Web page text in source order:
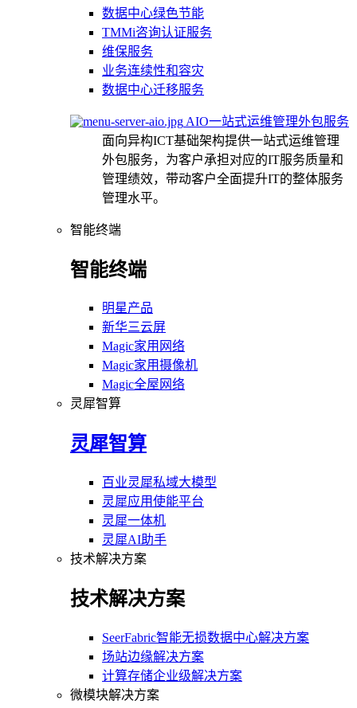
数据中心绿色节能
TMMi咨询认证服务
维保服务
业务连续性和容灾
数据中心迁移服务
AIO一站式运维管理外包服务
面向异构ICT基础架构提供一站式运维管理
外包服务，为客户承担对应的IT服务质量和
管理绩效，带动客户全面提升IT的整体服务
管理水平。
智能终端
智能终端
明星产品
新华三云屏
Magic家用网络
Magic家用摄像机
Magic全屋网络
灵犀智算
灵犀智算
百业灵犀私域大模型
灵犀应用使能平台
灵犀一体机
灵犀AI助手
技术解决方案
技术解决方案
SeerFabric智能无损数据中心解决方案
场站边缘解决方案
计算存储企业级解决方案
微模块解决方案